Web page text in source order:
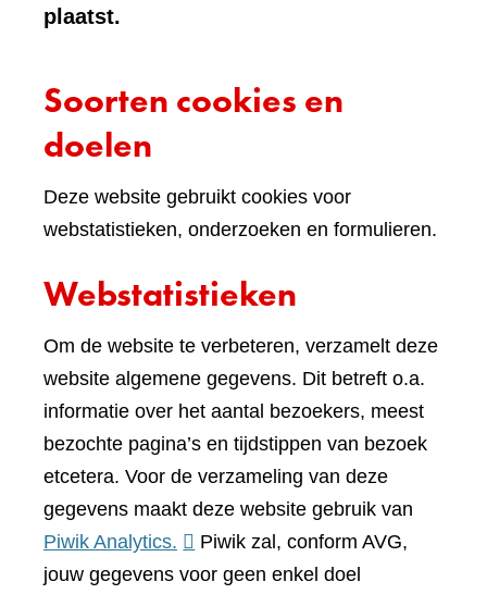
plaatst.
Soorten cookies en
doelen
Deze website gebruikt cookies voor
webstatistieken, onderzoeken en formulieren.
Webstatistieken
Om de website te verbeteren, verzamelt deze
website algemene gegevens. Dit betreft o.a.
informatie over het aantal bezoekers, meest
bezochte pagina’s en tijdstippen van bezoek
etcetera. Voor de verzameling van deze
gegevens maakt deze website gebruik van
Piwik Analytics. (verwijst
naar
Piwik zal, conform AVG,
jouw gegevens voor geen enkel doel